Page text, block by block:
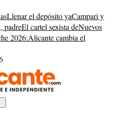
Llenar el depósito yaCampari y
padreEl cartel sexista deNuevos
2026:Alicante cambia el
buscador